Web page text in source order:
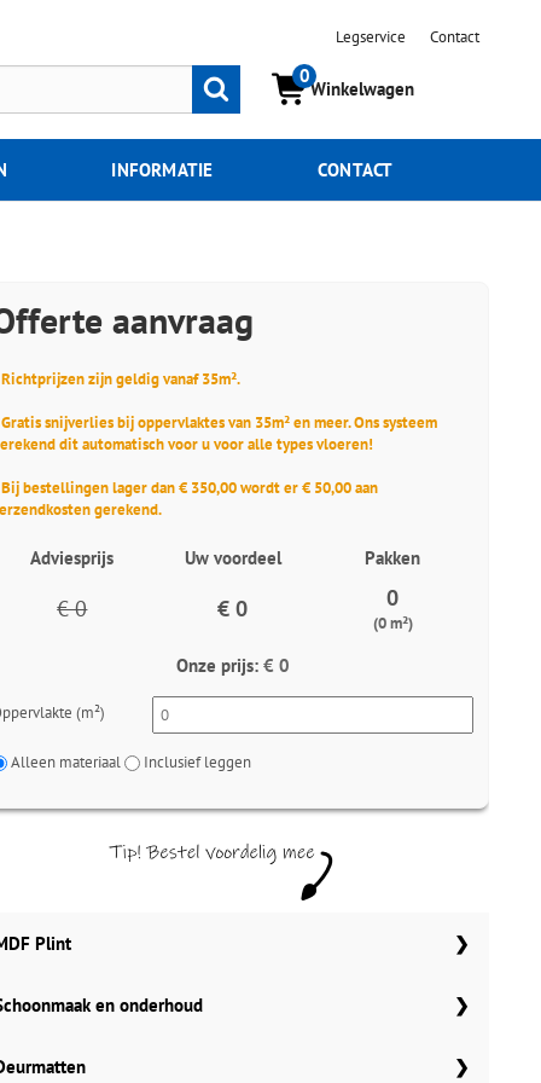
Legservice Contact
0
Winkelwagen
Zoeken
INFORMATIE CONTACT
aanvraag
zijn geldig vanaf 35m².
snijverlies bij oppervlaktes van 35m² en meer. Ons systeem
dit automatisch voor u voor alle types vloeren!
bestellingen lager dan € 350,00 wordt er € 50,00 aan
gerekend.
Adviesprijs Uw voordeel Pakken
€ 0 € 0 0
(0 m²)
Onze prijs: € 0
(m²)
Alleen materiaal Inclusief leggen
Plint
70x12 mm
90x12 mm
en onderhoud